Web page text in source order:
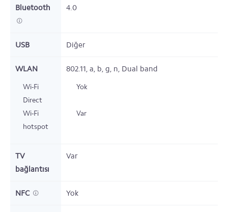
Bluetooth 4.0
USB Diğer
WLAN 802.11, a, b, g, n, Dual band
Wi-Fi
Direct
Yok
Wi-Fi
hotspot
Var
TV
bağlantısı
Var
NFC Yok